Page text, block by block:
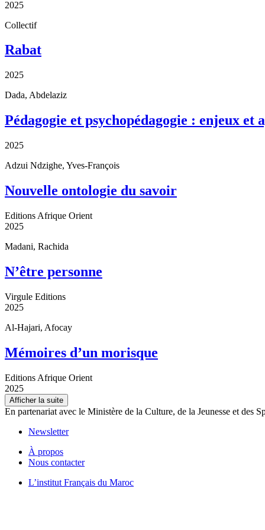
2025
Collectif
Rabat
2025
Dada, Abdelaziz
Pédagogie et psychopédagogie : enjeux et
2025
Adzui Ndzighe, Yves-François
Nouvelle ontologie du savoir
Editions Afrique Orient
2025
Madani, Rachida
N’être personne
Virgule Editions
2025
Al-Hajari, Afocay
Mémoires d’un morisque
Editions Afrique Orient
2025
Afficher la suite
En partenariat avec le Ministère de la Culture, de la Jeunesse et des
Newsletter
À propos
Nous contacter
L’institut Français du Maroc